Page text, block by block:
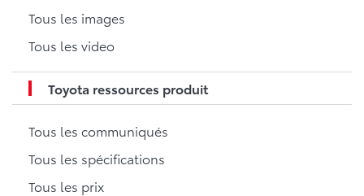
Tous les images
Tous les video
Toyota ressources produit
Tous les communiqués
Tous les spécifications
Tous les prix